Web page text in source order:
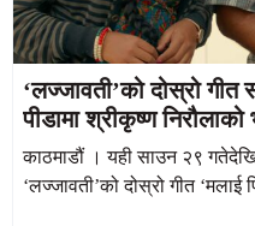
‘लज्जावती’को दोस्रो गीत
पीडामा श्रीकृष्ण
काठमाडौं । यही साउन २९
‘लज्जावती’को दोस्रो गीत ‘मलाई